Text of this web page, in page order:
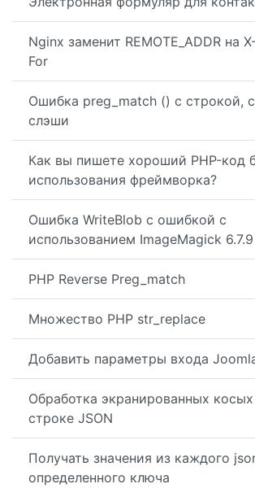
Nginx заменит REMOTE_ADDR на
For
Ошибка preg_match () с строкой,
слэши
Как вы пишете хороший PHP-код
использования фреймворка?
Ошибка WriteBlob с ошибкой с
использованием ImageMagick 6.7.9
PHP Reverse Preg_match
Множество PHP str_replace
Добавить параметры входа
Обработка экранированных косых
строке JSON
Получать значения из каждого
определенного ключа